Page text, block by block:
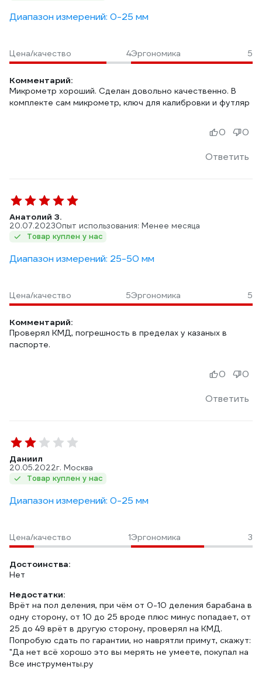
Диапазон измерений: 0-25 мм
Цена/качество 4Эргономика 5
Комментарий:
Микрометр хороший. Сделан довольно качественно. В
комплекте сам микрометр, ключ для калибровки и футляр
Ответить
0 0
Анатолий З.
20.07.2023Опыт использования: Менее месяца
Товар куплен у нас
Диапазон измерений: 25-50 мм
Цена/качество 5Эргономика 5
Комментарий:
Проверял КМД, погрешность в пределах у казаных в
паспорте.
Ответить
0 0
Даниил
20.05.2022г. Москва
Товар куплен у нас
Диапазон измерений: 0-25 мм
Цена/качество 1Эргономика 3
Достоинства:
Нет
Недостатки:
Врёт на пол деления, при чём от 0-10 деления барабана в
одну сторону, от 10 до 25 вроде плюс минус попадает, от
25 до 49 врёт в другую сторону, проверял на КМД.
Попробую сдать по гарантии, но наврятли примут, скажут:
"Да нет всё хорошо это вы мерять не умеете, покупал на
Все инструменты.ру